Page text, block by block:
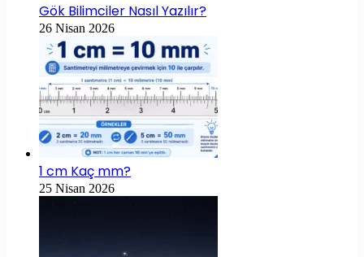
Gök Bilimciler Nasıl Yazılır?
26 Nisan 2026
1 cm Kaç mm?
25 Nisan 2026